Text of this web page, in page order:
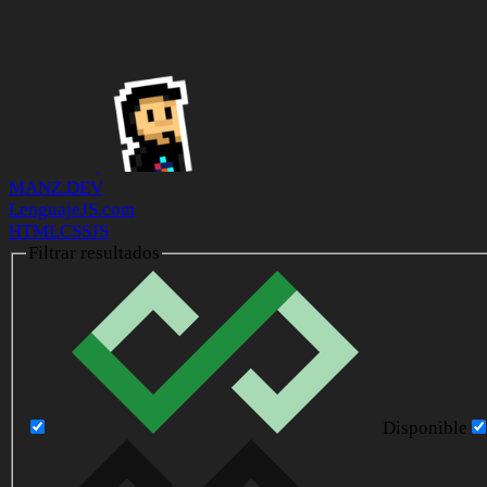
MANZ.DEV
LenguajeJS.com
HTMLCSSJS
Filtrar resultados
Disponible